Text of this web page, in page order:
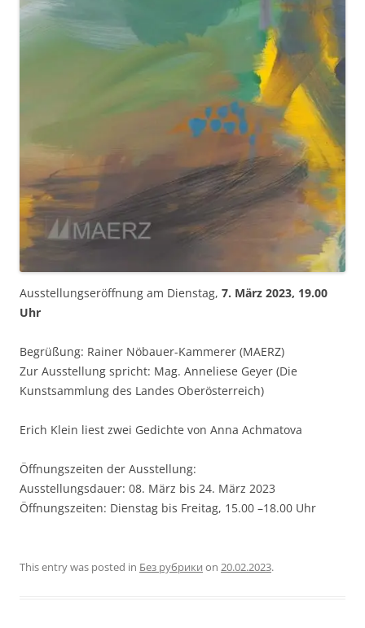
Ausstellungseröffnung am Dienstag, 7. März 2023, 19.00
Uhr
Begrüßung: Rainer Nöbauer-Kammerer (MAERZ)
Zur Ausstellung spricht: Mag. Anneliese Geyer (Die
Kunstsammlung des Landes Oberösterreich)
Erich Klein liest zwei Gedichte von Anna Achmatova
Öffnungszeiten der Ausstellung:
Ausstellungsdauer: 08. März bis 24. März 2023
Öffnungszeiten: Dienstag bis Freitag, 15.00 –18.00 Uhr
This entry was posted in Без рубрики on 20.02.2023.